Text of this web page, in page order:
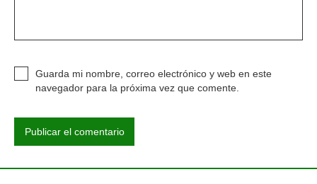
Guarda mi nombre, correo electrónico y web en este
navegador para la próxima vez que comente.